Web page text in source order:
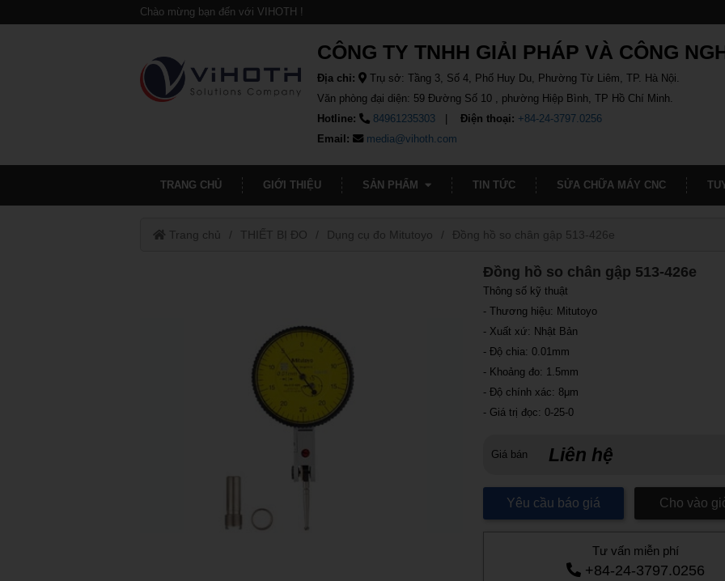
Chào mừng bạn đến với VIHOTH !
CÔNG TY TNHH GIẢI PHÁP VÀ CÔNG
Địa chỉ:
Trụ sở: Tầng 3, Số 4, Phố Huy Du, Phường Từ Liêm, TP. Hà Nội.
Văn phòng đại diện: 59 Đường Số 10 , phường Hiệp Bình, TP Hồ Chí Minh.
Hotline:
84961235303 Điện thoại: +84-24-3797.0256
Email:
media@vihoth.com
TRANG CHỦ GIỚI THIỆU SẢN PHẨM TIN TỨC SỬA CHỮA MÁY CNC
Trang chủ THIẾT BỊ ĐO Dụng cụ đo Mitutoyo Đồng hồ so chân gập 513-426e
Đồng hồ so chân gập 513-426e
Thông số kỹ thuật
- Thương hiệu: Mitutoyo
- Xuất xứ: Nhật Bản
- Độ chia: 0.01mm
- Khoảng đo: 1.5mm
- Độ chính xác: 8μm
- Giá trị đọc: 0-25-0
Giá bán Liên hệ
Yêu cầu báo giá Cho vào
Tư vấn miễn phí
+84-24-3797.0256